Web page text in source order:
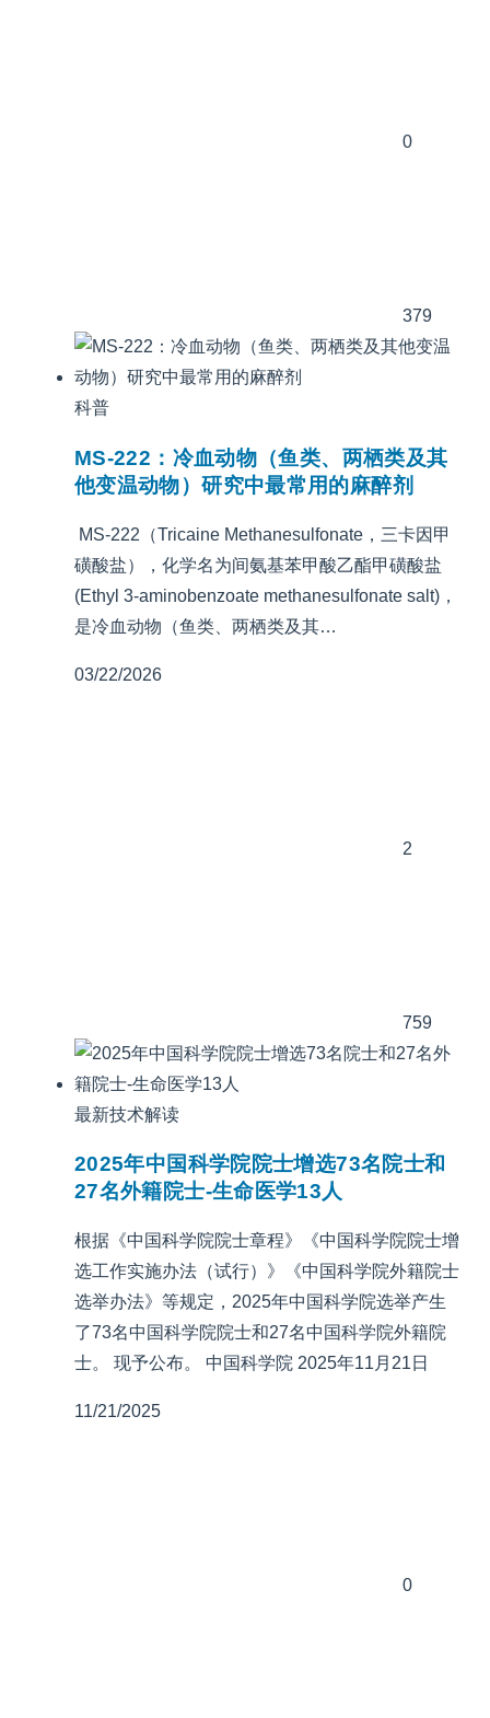
0
379
科普
MS-222：冷血动物（鱼类、两栖类及其
他变温动物）研究中最常用的麻醉剂
MS-222（Tricaine Methanesulfonate，三卡因甲
磺酸盐），化学名为间氨基苯甲酸乙酯甲磺酸盐
(Ethyl 3-aminobenzoate methanesulfonate salt)，
是冷血动物（鱼类、两栖类及其…
03/22/2026
2
759
最新技术解读
2025年中国科学院院士增选73名院士和
27名外籍院士-生命医学13人
根据《中国科学院院士章程》《中国科学院院士增
选工作实施办法（试行）》《中国科学院外籍院士
选举办法》等规定，2025年中国科学院选举产生
了73名中国科学院院士和27名中国科学院外籍院
士。 现予公布。 中国科学院 2025年11月21日
11/21/2025
0